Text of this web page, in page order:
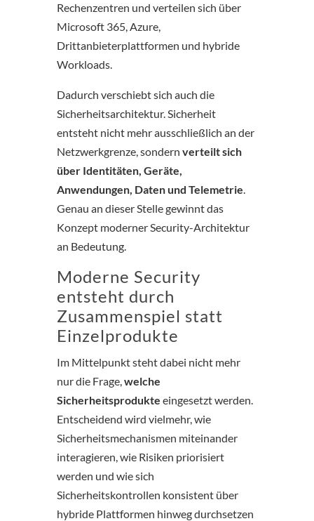
Rechenzentren und verteilen sich über
Microsoft 365, Azure,
Drittanbieterplattformen und hybride
Workloads.
Dadurch verschiebt sich auch die
Sicherheitsarchitektur. Sicherheit
entsteht nicht mehr ausschließlich an der
Netzwerkgrenze, sondern verteilt sich
über Identitäten, Geräte,
Anwendungen, Daten und Telemetrie.
Genau an dieser Stelle gewinnt das
Konzept moderner Security-Architektur
an Bedeutung.
Moderne Security
entsteht durch
Zusammenspiel statt
Einzelprodukte
Im Mittelpunkt steht dabei nicht mehr
nur die Frage,welche
Sicherheitsprodukte eingesetzt werden.
Entscheidend wird vielmehr, wie
Sicherheitsmechanismen miteinander
interagieren, wie Risiken priorisiert
werden und wie sich
Sicherheitskontrollen konsistent über
hybride Plattformen hinweg durchsetzen